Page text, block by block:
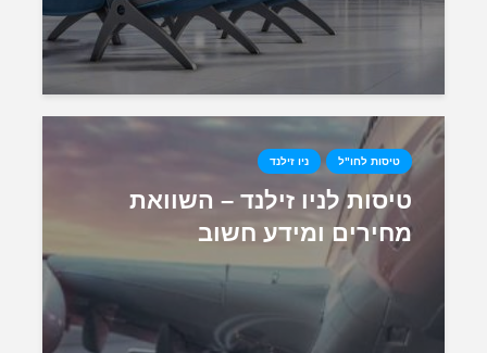
טיסות לחו"ל ניו זילנד
טיסות לניו זילנד – השוואת
מחירים ומידע חשוב